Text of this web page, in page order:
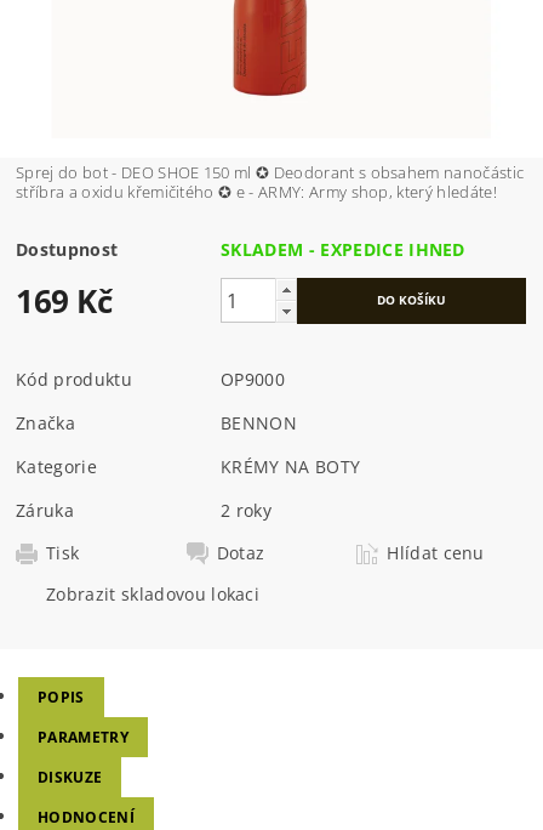
Sprej do bot - DEO SHOE 150 ml ✪ Deodorant s obsahem nanočástic
stříbra a oxidu křemičitého ✪ e - ARMY: Army shop, který hledáte!
Dostupnost SKLADEM - EXPEDICE IHNED
169 Kč
Kód produktu
OP9000
Značka
BENNON
Kategorie
KRÉMY NA BOTY
Záruka
2 roky
Tisk
Dotaz
Hlídat cenu
Zobrazit skladovou lokaci
POPIS
PARAMETRY
DISKUZE
HODNOCENÍ